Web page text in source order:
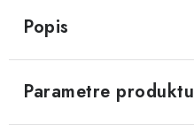
Popis
Parametre produktu